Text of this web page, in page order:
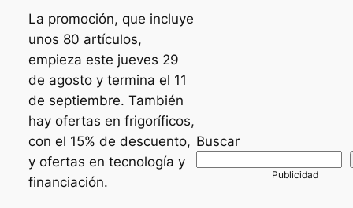
La promoción, que incluye
unos 80 artículos,
empieza este jueves 29
de agosto y termina el 11
de septiembre. También
hay ofertas en frigoríficos,
con el 15% de descuento,
y ofertas en tecnología y
financiación.
Buscar